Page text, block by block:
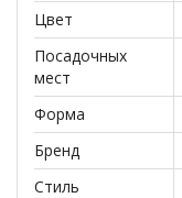
Цвет
Посадочных
мест
Форма
Бренд
Стиль